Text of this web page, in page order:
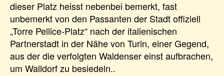
dieser Platz heisst nebenbei bemerkt, fast
unbemerkt von den Passanten der Stadt offiziell
„Torre Pellice-Platz“ nach der italienischen
Partnerstadt in der Nähe von Turin, einer Gegend,
aus der die verfolgten Waldenser einst aufbrachen,
um Walldorf zu besiedeln..